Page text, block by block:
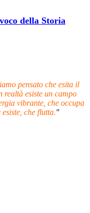
della Storia
pensato che esita il
esiste un campo
vibrante, che occupa
che flutta."